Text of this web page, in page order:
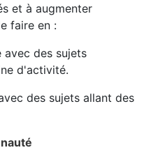
et à augmenter
faire en :
avec des sujets
d'activité.
des sujets allant des